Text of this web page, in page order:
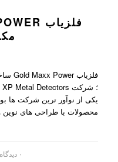
یکی از نوآور ترین شرکت ها
محصولات با طراحی های
۰ دیدگاه